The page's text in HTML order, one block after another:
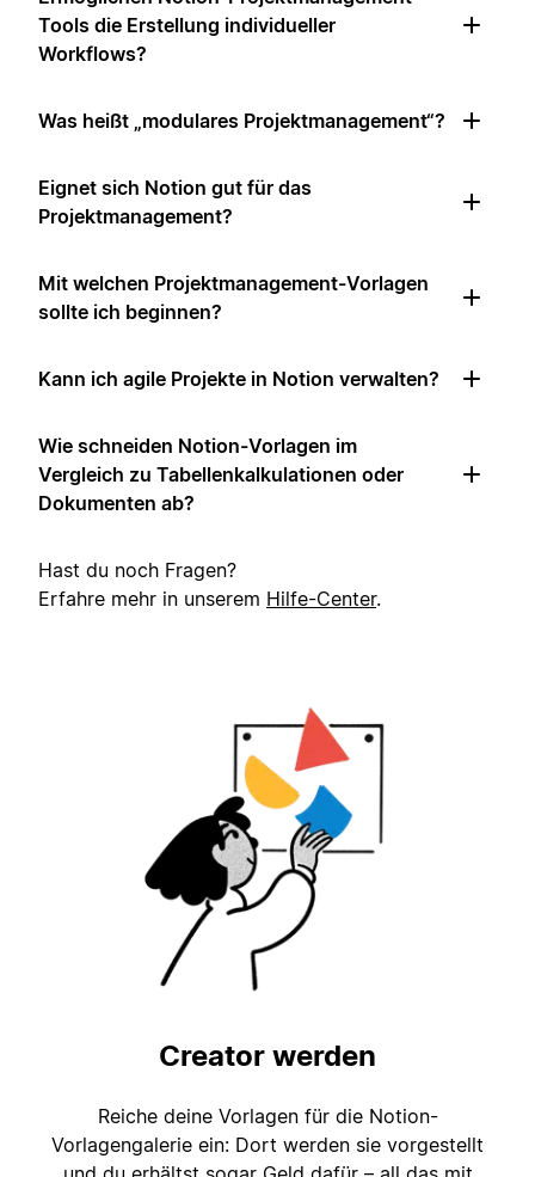
Tools die Erstellung individueller
Workflows?
Was heißt „modulares Projektmanagement“?
Eignet sich Notion gut für das
Projektmanagement?
Mit welchen Projektmanagement-Vorlagen
sollte ich beginnen?
Kann ich agile Projekte in Notion verwalten?
Wie schneiden Notion-Vorlagen im
Vergleich zu Tabellenkalkulationen oder
Dokumenten ab?
Hast du noch Fragen?
Erfahre mehr in unserem Hilfe-Center.
Creator werden
Reiche deine Vorlagen für die Notion-
Vorlagengalerie ein: Dort werden sie vorgestellt